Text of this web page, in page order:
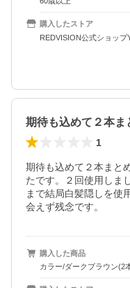
購入したストア
REDVISION公式ショップ
1
期待も込めて２本まと
たです。２回使用しま
まで結局白髪隠しを使
会えず残念です。
購入した商品
カラー/ダークブラウン(2